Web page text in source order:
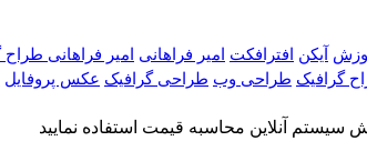
آیکن افترافکت امیر فراهانی امیر فراهانی طراح
گرافیک طراحی وب طراحی گرافیک عکس پروفایل
آنلاین محاسبه قیمت استفاده نمایید